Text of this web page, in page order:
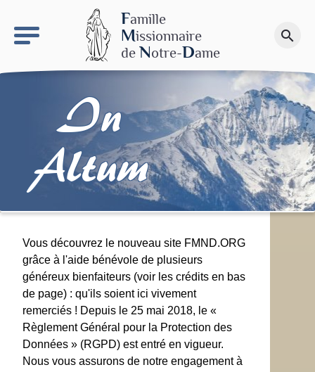
Famille
Missionnaire
de Notre-Dame
search
Faire un don
In
Altum
Vous découvrez le nouveau site FMND.ORG
grâce à l'aide bénévole de plusieurs
généreux bienfaiteurs (voir les crédits en bas
de page) : qu'ils soient ici vivement
remerciés ! Depuis le 25 mai 2018, le «
Règlement Général pour la Protection des
Données » (RGPD) est entré en vigueur.
Nous vous assurons de notre engagement à